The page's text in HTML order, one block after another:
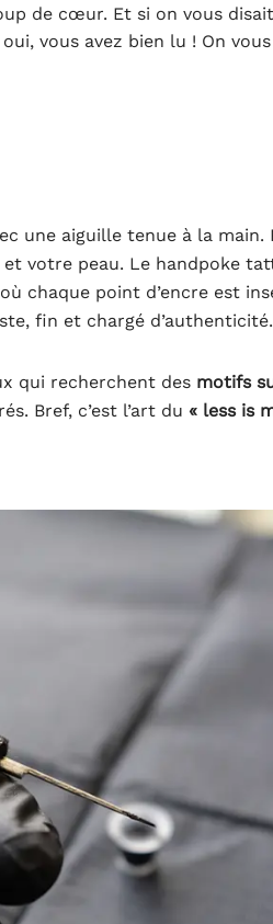
de cœur. Et si on vous
vous avez bien lu ! On
une aiguille tenue à la main.
votre peau. Le handpoke
où chaque point d’encre est
fin et chargé d’authenticité.
qui recherchent des motifs
Bref, c’est l’art du « less is